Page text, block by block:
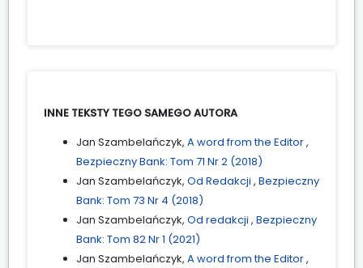
INNE TEKSTY TEGO SAMEGO AUTORA
Jan Szambelańczyk, A word from the Editor,
Bezpieczny Bank: Tom 71 Nr 2 (2018)
Jan Szambelańczyk, Od Redakcji , Bezpieczny
Bank: Tom 73 Nr 4 (2018)
Jan Szambelańczyk, Od redakcji , Bezpieczny
Bank: Tom 82 Nr 1 (2021)
Jan Szambelańczyk, A word from the Editor,